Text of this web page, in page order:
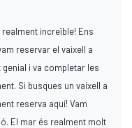
realment increïble! Ens
reservar el vaixell a
i va completar les
Si busques un vaixell a
reserva aquí! Vam
El mar és realment molt